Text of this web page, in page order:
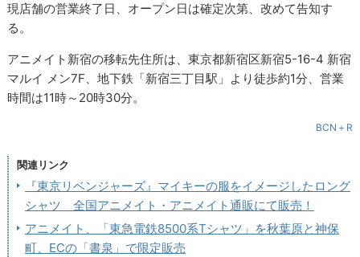
現店舗の営業終了日、オープン日は確定次第、改めて告知す
る。
アニメイト新宿の移転先住所は、東京都新宿区新宿5-16-4 新宿
マルイ メン7F、地下鉄「新宿三丁目駅」より徒歩約1分、営業
時間は11時～20時30分。
BCN＋R
関連リンク
『東京リベンジャーズ』マイキーの服をイメージしたロング
シャツ 全国アニメイト・アニメイト通販にて販売！
アニメイト、「東急電鉄8500系Tシャツ」を秋葉原と神保
町、ECの「書泉」で限定販売